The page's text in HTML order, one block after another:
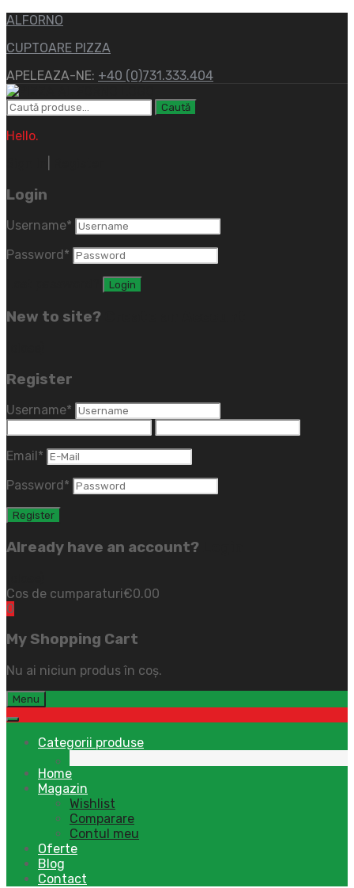
ALFORNO
CUPTOARE PIZZA
APELEAZA-NE: +40 (0)731.333.404
Caută
Hello.
Login
Username*
Password *
New to site?
Register
Username*
Email *
Password *
Already have an account?
Cos de cumparaturi€0.00
0
My Shopping Cart
Nu ai niciun produs în coș.
Menu
Categorii produse
Home
Magazin
Wishlist
Comparare
Contul meu
Oferte
Blog
Contact